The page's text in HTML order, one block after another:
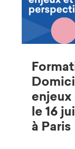
le 16
à Paris